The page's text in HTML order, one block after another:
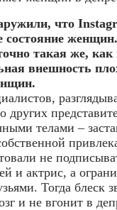
что
состояние
такая же,
внешность
других
телами –
не
и актрис, а
Тогда блеск
и не вгонит в